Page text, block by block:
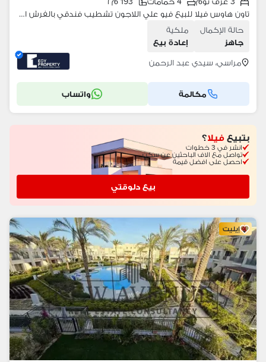
تاون هاوس فيلا للبيع فيو علي اللاجون تشطيب فندقي بالفرش استلام فوري في مراسي Marassi
حالة الإكمال
جاهز
ملكية
إعادة بيع
مراسي، سيدي عبد الرحمن
مكالمة واتساب
بتبيعفيلا؟
انشر في 3 خطوات
تواصل مع الاف الباحثين عن سكن
احصل على افضل قيمة
بيع دلوقتي
إيليت